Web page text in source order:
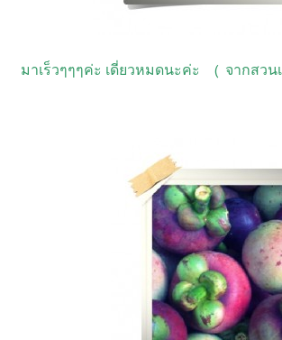
มาเร็วๆๆๆค่ะ เดี่ยวหมดนะค่ะ ( จากสวนเ